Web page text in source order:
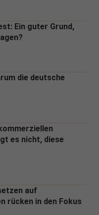
Ein guter Grund,
die deutsche
es nicht, diese
auf
rücken in den Fokus